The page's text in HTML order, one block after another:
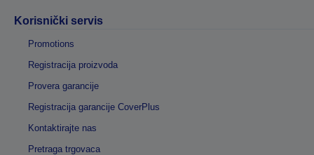
Korisnički servis
Promotions
Registracija proizvoda
Provera garancije
Registracija garancije CoverPlus
Kontaktirajte nas
Pretraga trgovaca